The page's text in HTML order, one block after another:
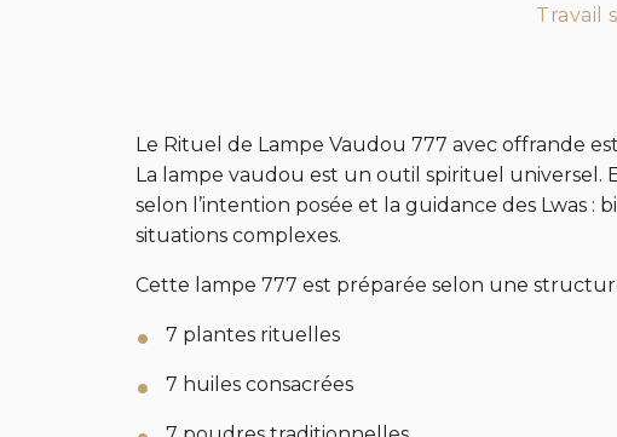
Travail
Le Rituel de Lampe Vaudou 777 avec offrande
La lampe vaudou est un outil spirituel universel.
selon l’intention posée et la guidance des Lwas
situations complexes.
Cette lampe 777 est préparée selon une
7 plantes rituelles
7 huiles consacrées